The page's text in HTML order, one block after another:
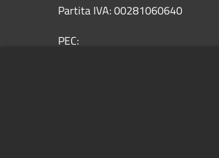
Partita IVA: 00281060640
PEC: